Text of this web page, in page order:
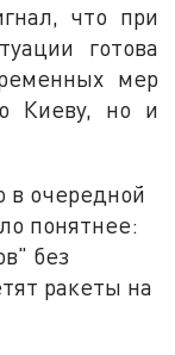
что при
готова
мер
Киеву, но и
в очередной
понятнее:
без
ракеты на